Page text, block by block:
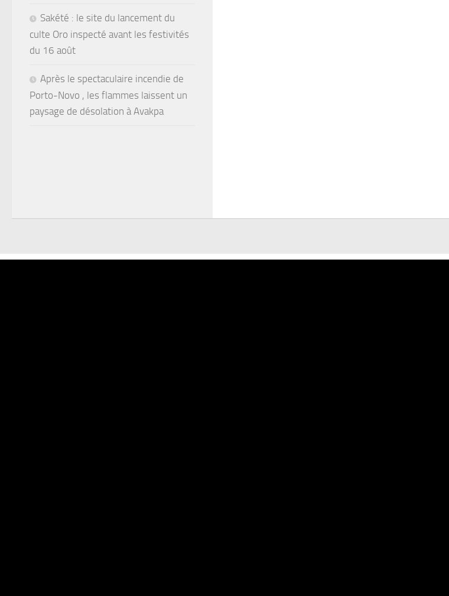
Sakété : le site du lancement du
culte Oro inspecté avant les festivités
du 16 août
Après le spectaculaire incendie de
Porto-Novo , les flammes laissent un
paysage de désolation à Avakpa